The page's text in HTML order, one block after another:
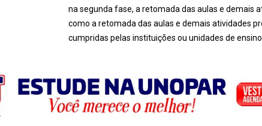
na segunda fase, a retomada das aulas e demais
como a retomada das aulas e demais atividades
cumpridas pelas instituições ou unidades de